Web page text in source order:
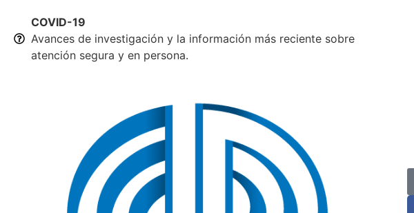
COVID-19
Avances de investigación y la información más reciente sobre
atención segura y en persona.